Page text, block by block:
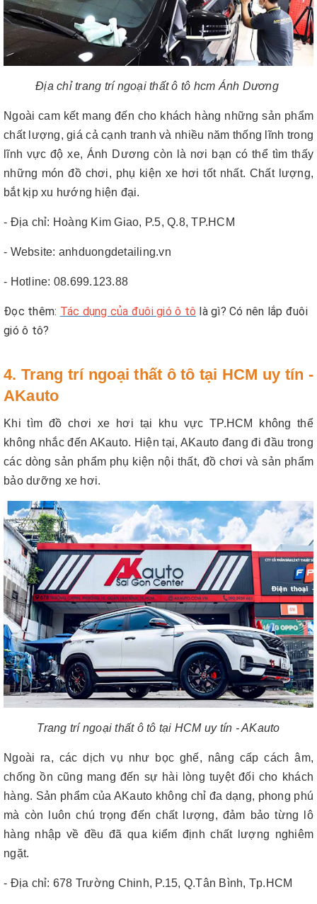
Địa chỉ trang trí ngoại thất ô tô hcm Ánh Dương
Ngoài cam kết mang đến cho khách hàng những sản phẩm
chất lượng, giá cả cạnh tranh và nhiều năm thống lĩnh trong
lĩnh vực độ xe, Ánh Dương còn là nơi bạn có thể tìm thấy
những món đồ chơi, phụ kiện xe hơi tốt nhất. Chất lượng,
bắt kịp xu hướng hiện đại.
- Địa chỉ: Hoàng Kim Giao, P.5, Q.8, TP.HCM
- Website: anhduongdetailing.vn
- Hotline: 08.699.123.88
Đọc thêm: Tác dụng của đuôi gió ô tô là gì? Có nên lắp đuôi
gió ô tô?
4. Trang trí ngoại thất ô tô tại HCM uy tín -
AKauto
Khi tìm đồ chơi xe hơi tại khu vực TP.HCM không thể
không nhắc đến AKauto. Hiện tại, AKauto đang đi đầu trong
các dòng sản phẩm phụ kiện nội thất, đồ chơi và sản phẩm
bảo dưỡng xe hơi.
Trang trí ngoại thất ô tô tại HCM uy tín - AKauto
Ngoài ra, các dịch vụ như bọc ghế, nâng cấp cách âm,
chống ồn cũng mang đến sự hài lòng tuyệt đối cho khách
hàng. Sản phẩm của AKauto không chỉ đa dạng, phong phú
mà còn luôn chú trọng đến chất lượng, đảm bảo từng lô
hàng nhập về đều đã qua kiểm định chất lượng nghiêm
ngặt.
- Địa chỉ: 678 Trường Chinh, P.15, Q.Tân Bình, Tp.HCM